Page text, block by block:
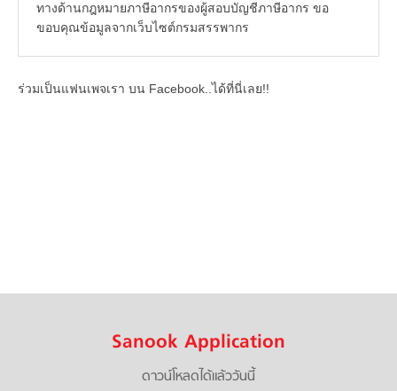
ทางด้านกฎหมายภาษีอากรของผู้สอบบัญชีภาษีอากร ขอ
ขอบคุณข้อมูลจากเว็บไซต์กรมสรรพากร
ร่วมเป็นแฟนเพจเรา บน Facebook..ได้ที่นี่เลย!!
Sanook Application
ดาวน์โหลดได้แล้ววันนี้